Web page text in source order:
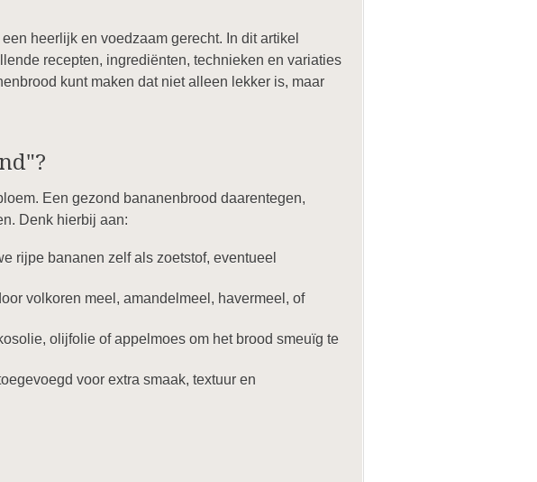
heerlijk en voedzaam gerecht. In dit artikel
recepten, ingrediënten, technieken en variaties
kunt maken dat niet alleen lekker is, maar
Een gezond bananenbrood daarentegen,
Denk hierbij aan:
rijpe bananen zelf als zoetstof, eventueel
volkoren meel, amandelmeel, havermeel, of
olijfolie of appelmoes om het brood smeuïg te
voor extra smaak, textuur en